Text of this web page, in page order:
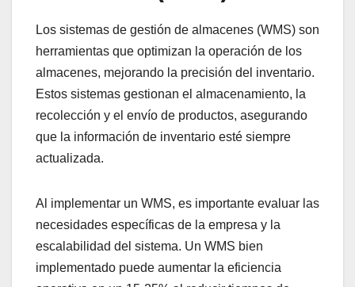
Los sistemas de gestión de almacenes (WMS) son
herramientas que optimizan la operación de los
almacenes, mejorando la precisión del inventario.
Estos sistemas gestionan el almacenamiento, la
recolección y el envío de productos, asegurando
que la información de inventario esté siempre
actualizada.
Al implementar un WMS, es importante evaluar las
necesidades específicas de la empresa y la
escalabilidad del sistema. Un WMS bien
implementado puede aumentar la eficiencia